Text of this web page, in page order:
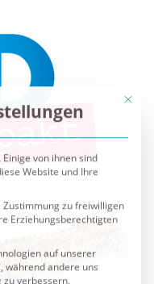
von ihnen sind
auf unserer
andere uns
zu verbessern.
werden (z. B. IP-
und Inhalte oder
über die
jederzeit unter